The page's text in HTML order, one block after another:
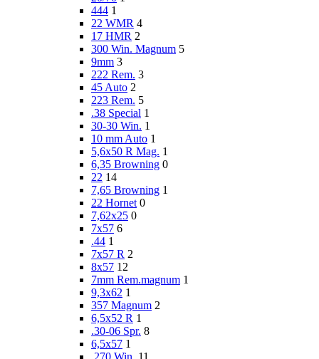
444 1
22 WMR 4
17 HMR 2
300 Win. Magnum 5
9mm 3
222 Rem. 3
45 Auto 2
223 Rem. 5
.38 Special 1
30-30 Win. 1
10 mm Auto 1
5,6x50 R Mag. 1
6,35 Browning 0
22 14
7,65 Browning 1
22 Hornet 0
7,62x25 0
7x57 6
.44 1
7x57 R 2
8x57 12
7mm Rem.magnum 1
9,3x62 1
357 Magnum 2
6,5x52 R 1
.30-06 Spr. 8
6,5x57 1